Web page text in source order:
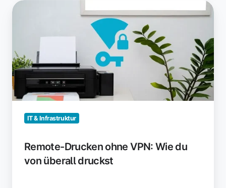
Remote-
Wie
du
von
überall
druckst
IT & Infrastruktur
Remote-Drucken ohne VPN: Wie du
von überall druckst